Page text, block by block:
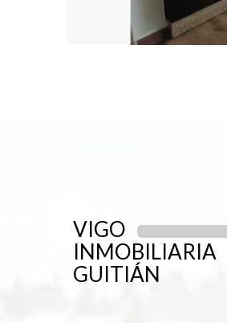
VIGO
INMOBILIARIA
GUITIÁN